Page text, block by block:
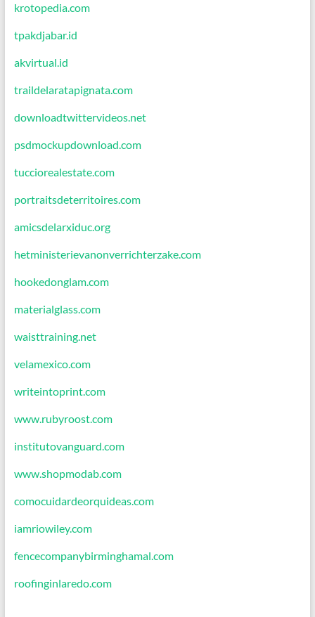
krotopedia.com
tpakdjabar.id
akvirtual.id
traildelaratapignata.com
downloadtwittervideos.net
psdmockupdownload.com
tucciorealestate.com
portraitsdeterritoires.com
amicsdelarxiduc.org
hetministerievanonverrichterzake.com
hookedonglam.com
materialglass.com
waisttraining.net
velamexico.com
writeintoprint.com
www.rubyroost.com
institutovanguard.com
www.shopmodab.com
comocuidardeorquideas.com
iamriowiley.com
fencecompanybirminghamal.com
roofinginlaredo.com